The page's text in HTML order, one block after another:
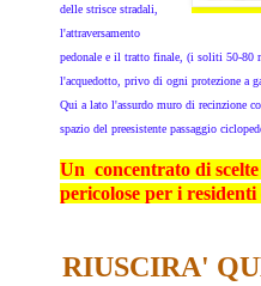
delle strisce stradali,
l'attraversamento
pedonale e il tratto finale, (i soliti 50-80
l'acquedotto, privo di ogni protezione a
Qui a lato l'assurdo muro di recinzione
spazio del preesistente passaggio
Un concentrato di scelte
pericolose per i
RIUSCIRA'